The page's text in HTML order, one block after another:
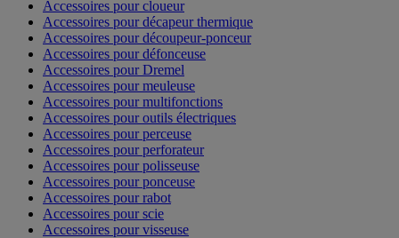
Accessoires pour cloueur
Accessoires pour décapeur thermique
Accessoires pour découpeur-ponceur
Accessoires pour défonceuse
Accessoires pour Dremel
Accessoires pour meuleuse
Accessoires pour multifonctions
Accessoires pour outils électriques
Accessoires pour perceuse
Accessoires pour perforateur
Accessoires pour polisseuse
Accessoires pour ponceuse
Accessoires pour rabot
Accessoires pour scie
Accessoires pour visseuse